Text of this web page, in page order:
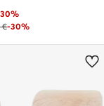
€-30%